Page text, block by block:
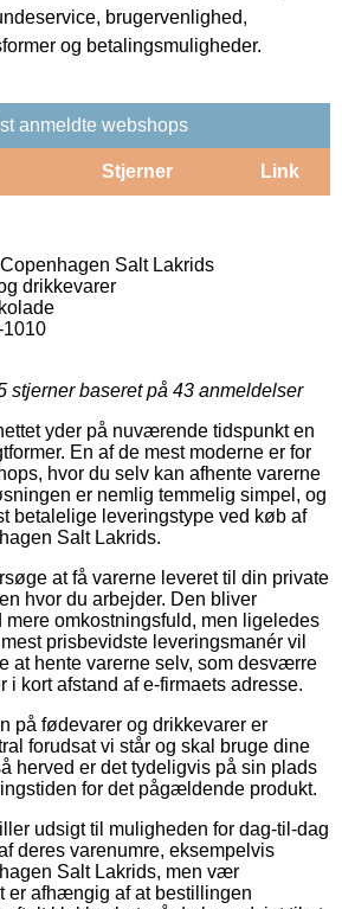
brugervenlighed,
og betalingsmuligheder.
anmeldte webshops
Stjerner Link
Salt Lakrids
drikkevarer
1010
stjerner baseret på 43 anmeldelser
yder på nuværende tidspunkt en
En af de mest moderne er for
hvor du selv kan afhente varerne
er nemlig temmelig simpel, og
betalelige leveringstype ved køb af
Salt Lakrids.
at få varerne leveret til din private
hvor du arbejder. Den bliver
omkostningsfuld, men ligeledes
prisbevidste leveringsmanér vil
at hente varerne selv, som desværre
i kort afstand af e-firmaets adresse.
på fødevarer og drikkevarer er
forudsat vi står og skal bruge dine
herved er det tydeligvis på sin plads
for det pågældende produkt.
udsigt til muligheden for dag-til-dag
deres varenumre, eksempelvis
Salt Lakrids, men vær
er afhængig af at bestillingen